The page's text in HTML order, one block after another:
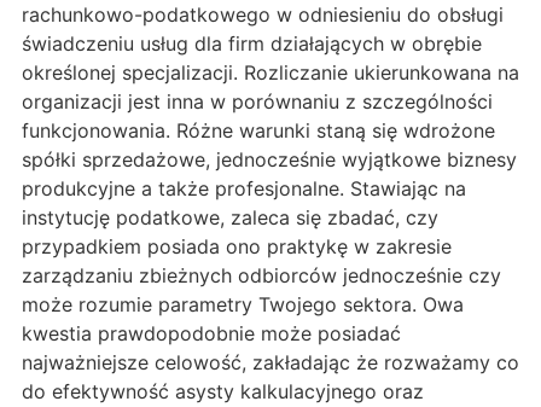
rachunkowo-podatkowego w odniesieniu do obsługi
świadczeniu usług dla firm działających w obrębie
określonej specjalizacji. Rozliczanie ukierunkowana na
organizacji jest inna w porównaniu z szczególności
funkcjonowania. Różne warunki staną się wdrożone
spółki sprzedażowe, jednocześnie wyjątkowe biznesy
produkcyjne a także profesjonalne. Stawiając na
instytucję podatkowe, zaleca się zbadać, czy
przypadkiem posiada ono praktykę w zakresie
zarządzaniu zbieżnych odbiorców jednocześnie czy
może rozumie parametry Twojego sektora. Owa
kwestia prawdopodobnie może posiadać
najważniejsze celowość, zakładając że rozważamy co
do efektywność asysty kalkulacyjnego oraz